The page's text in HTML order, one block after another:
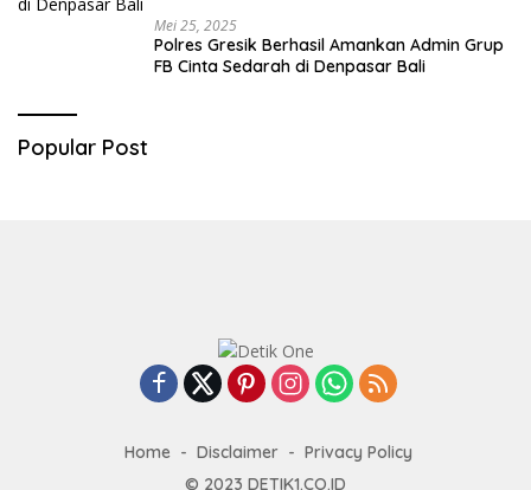
Mei 25, 2025
Polres Gresik Berhasil Amankan Admin Grup
FB Cinta Sedarah di Denpasar Bali
Popular Post
Home Disclaimer
Privacy Policy
© 2023 DETIK1.CO.ID